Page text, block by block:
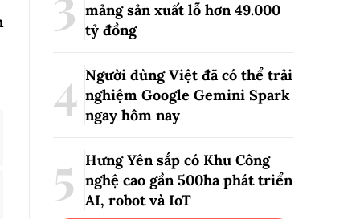
mảng sản xuất lỗ hơn 49.000
tỷ đồng
Người dùng Việt đã có thể trải
nghiệm Google Gemini Spark
ngay hôm nay
Hưng Yên sắp có Khu Công
nghệ cao gần 500ha phát triển
AI, robot và IoT